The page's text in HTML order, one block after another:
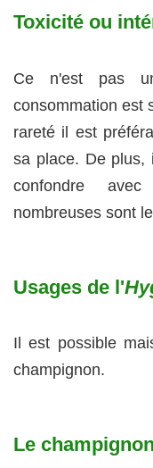
Toxicité ou
Ce n'est pas
consommation est
rareté il est
sa place. De plus,
confondre
nombreuses sont
Usages de l'
Il est possible
champignon.
Le